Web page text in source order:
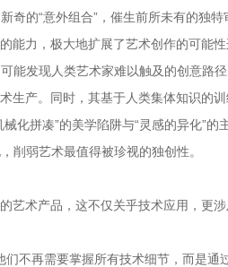
的“意外组合”，催生前所未有的独特
能力，极大地扩展了艺术创作的可能
能发现人类艺术家难以触及的创意路径
生产。同时，其基于人类集体知识的
化拼凑”的美学陷阱与“灵感的异化”的
削弱艺术最值得被珍视的独创性。
艺术产品，这不仅关乎技术应用，更
不再需要掌握所有技术细节，而是